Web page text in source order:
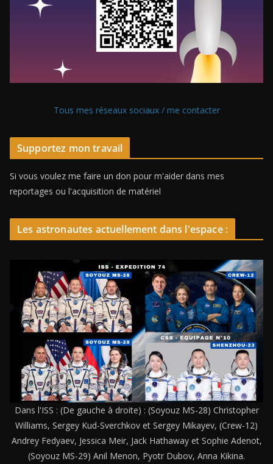
Tous mes réseaux sociaux / me contacter
Supportez mon travail
Si vous voulez me faire un don pour m'aider dans mes
reportages ou l'acquisition de matériel
Les astronautes actuellement dans l'espace :
Dans l'ISS : (De gauche à droite) : (Soyouz MS-28) Christopher
Williams, Sergey Kud-Sverchkov et Sergey Mikayev, (Crew-12)
Andrey Fedyaev, Jessica Meir, Jack Hathaway et Sophie Adenot,
(Soyouz MS-29) Anil Menon, Pyotr Dubov, Anna Kikina.